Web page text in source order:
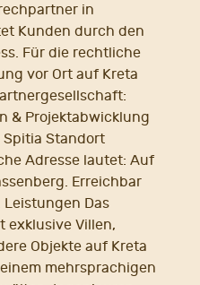
in
Kunden durch den
Für die rechtliche
vor Ort auf Kreta
& Projektabwicklung
Spitia Standort
Adresse lautet: Auf
Erreichbar
Leistungen Das
exklusive Villen,
Objekte auf Kreta
mehrsprachigen